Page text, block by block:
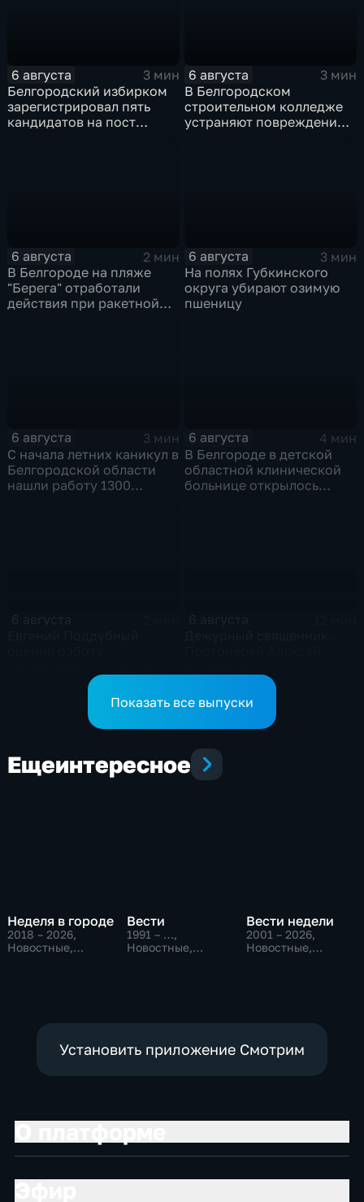
6 августа
3 мин
Белгородский избирком
зарегистрировал пять
кандидатов на пост
6 августа
3 мин
В Белгородском
строительном колледже
устраняют повреждения
6 августа
2 мин
В Белгороде на пляже
"Берега" отработали
действия при ракетной
6 августа
3 мин
На полях Губкинского
округа убирают озимую
пшеницу
6 августа
3 мин
С начала летних каникул в
Белгородской области
нашли работу 1300
6 августа
4 мин
В Белгороде в детской
областной клинической
больнице открылось
в Грайворонском округе
Показать все выпуски
Ещеинтересное
Неделя в городе
2018 – 2026,
Новостные,
Вести
1991 – …,
Новостные,
Вести недели
2001 – 2026,
Новостные,
Установить приложение Смотрим